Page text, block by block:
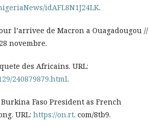
idAFL8N1J24LK.
l’arrivee de Macron a Ouagadougou //
novembre.
des Africains. URL:
240879879.html.
Faso President as French
URL: https://on.rt. com/8tb9.